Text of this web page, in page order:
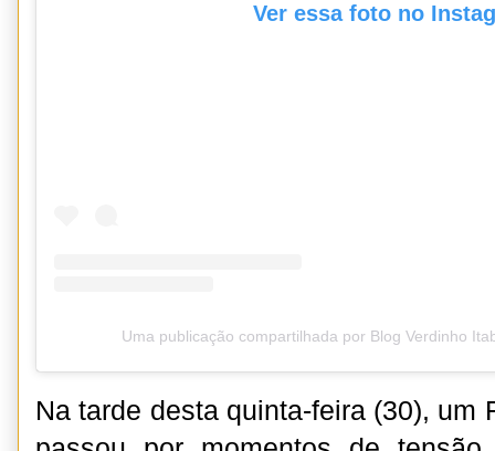
Ver essa foto no
Uma publicação compartilhada por Blog Verdinho
Na tarde desta quinta-feira (30), um